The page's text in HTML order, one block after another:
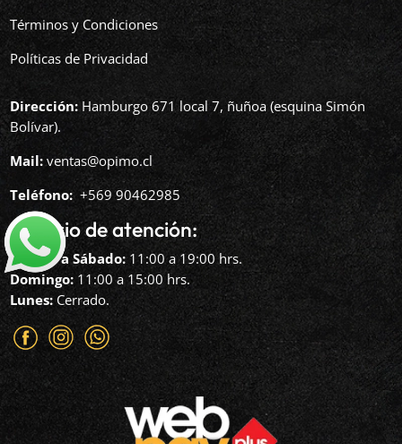
Términos y Condiciones
Políticas de Privacidad
Dirección: Hamburgo 671 local 7, ñuñoa (esquina Simón
Bolívar).
Mail: ventas@opimo.cl
Teléfono: ‪+569 90462985‬
Horario de atención:
Martes a Sábado: 11:00 a 19:00 hrs.
Domingo: 11:00 a 15:00 hrs.
Lunes: Cerrado.